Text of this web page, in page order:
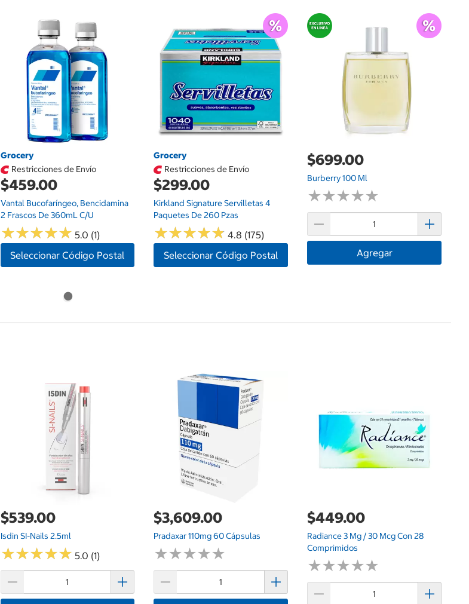
Grocery
Restricciones de Envío
$459.00
Vantal Bucofaríngeo, Bencidamina
2 Frascos De 360mL C/u
★★★★★
★★★★★ 5.0 (1)
Seleccionar Código Postal
Grocery
Restricciones de Envío
$299.00
Kirkland Signature Servilletas 4
Paquetes De 260 Pzas
★★★★★
★★★★★ 4.8 (175)
Seleccionar Código Postal
$699.00
Burberry 100 Ml
★★★★★
★★★★★
Agregar
$539.00
Isdin SI-Nails 2.5ml
★★★★★
★★★★★ 5.0 (1)
$3,609.00
Pradaxar 110mg 60 Cápsulas
★★★★★
★★★★★
$449.00
Radiance 3 Mg / 30 Mcg Con 28
Comprimidos
★★★★★
★★★★★